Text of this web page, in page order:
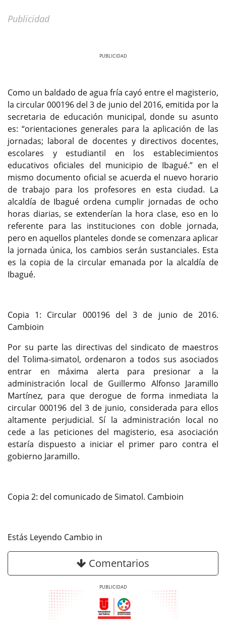
Publicidad
Como un baldado de agua fría cayó entre el magisterio,
la circular 000196 del 3 de junio del 2016, emitida por la
secretaria de educación municipal, donde su asunto
es: “orientaciones generales para la aplicación de las
jornadas; laboral de docentes y directivos docentes,
escolares y estudiantil en los establecimientos
educativos oficiales del municipio de Ibagué.” en el
mismo documento oficial se acuerda el nuevo horario
de trabajo para los profesores en esta ciudad. La
alcaldía de Ibagué ordena cumplir jornadas de ocho
horas diarias, se extenderían la hora clase, eso en lo
referente para las instituciones con doble jornada,
pero en aquellos planteles donde se comenzara aplicar
la jornada única, los cambios serán sustanciales. Esta
es la copia de la circular emanada por la alcaldía de
Ibagué.
Copia 1: Circular 000196 del 3 de junio de 2016.
Cambioin
Por su parte las directivas del sindicato de maestros
del Tolima-simatol, ordenaron a todos sus asociados
entrar en máxima alerta para presionar a la
administración local de Guillermo Alfonso Jaramillo
Martínez, para que derogue de forma inmediata la
circular 000196 del 3 de junio, considerada para ellos
altamente perjudicial. Sí la administración local no
cede a las peticiones del magisterio, esa asociación
estaría dispuesto a iniciar el primer paro contra el
gobierno Jaramillo.
Copia 2: del comunicado de Simatol. Cambioin
Estás Leyendo Cambio in
Comentarios